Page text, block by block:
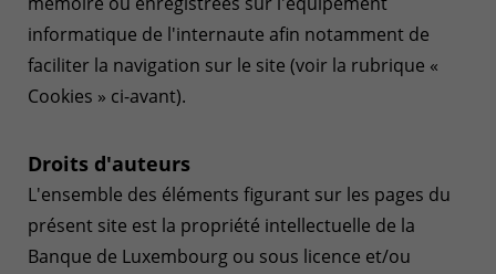
informatique de l'internaute afin notamment de
faciliter la navigation sur le site (voir la rubrique «
Cookies » ci-avant).
Droits d'auteurs
L'ensemble des éléments figurant sur les pages du
présent site est la propriété intellectuelle de la
Banque de Luxembourg ou sous licence et/ou